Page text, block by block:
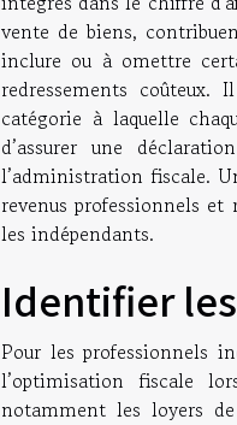
vente de biens,
inclure ou à omettre
redressements
catégorie à laquelle
d’assurer une
l’administration fiscale.
revenus professionnels et
les indépendants.
Identifier
Pour les professionnels
l’optimisation fiscale
notamment les loyers